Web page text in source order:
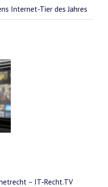
Internet-Tier des Jahres
– IT-Recht.TV